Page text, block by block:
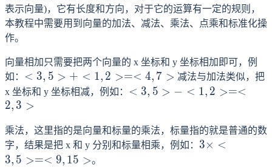
表示向量)，它有长度和方向，对于它的运算有一定的规则，
本教程中需要用到向量的加法、减法、乘法、点乘和标准化操
作。
向量相加只需要把两个向量的 x 坐标和 y 坐标相加即可，例
如： <3,
5>
+
2>
=
<4,
< 3, 5 > + < 1, 2 >=< 4, 7 > 减法与加法类似，把
x 坐标和 y 坐标相减，例如： <3,
<1,
2>
< 3, 5 > − < 1, 2 >=<
2, 3 >
乘法，这里指的是向量和标量的乘法，标量指的就是普通的数
字，结果是把 x 和 y 分别和标量相乘，例如： 3\times<3,
3× <
3, 5 >=< 9, 15 >。